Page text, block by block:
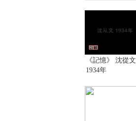
《記憶》 沈從文
1934年